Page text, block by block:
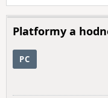
Platformy a
PC